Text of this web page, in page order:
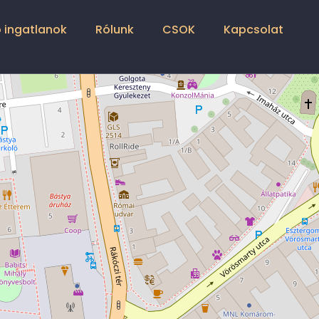
ingatlanok Rólunk CSOK Kapcsolat